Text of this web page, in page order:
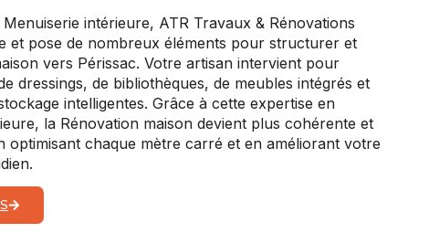
Menuiserie intérieure, ATR Travaux & Rénovations
et pose de nombreux éléments pour structurer et
vers Périssac. Votre artisan intervient pour
dressings, de bibliothèques, de meubles intégrés et
intelligentes. Grâce à cette expertise en
la Rénovation maison devient plus cohérente et
optimisant chaque mètre carré et en améliorant votre